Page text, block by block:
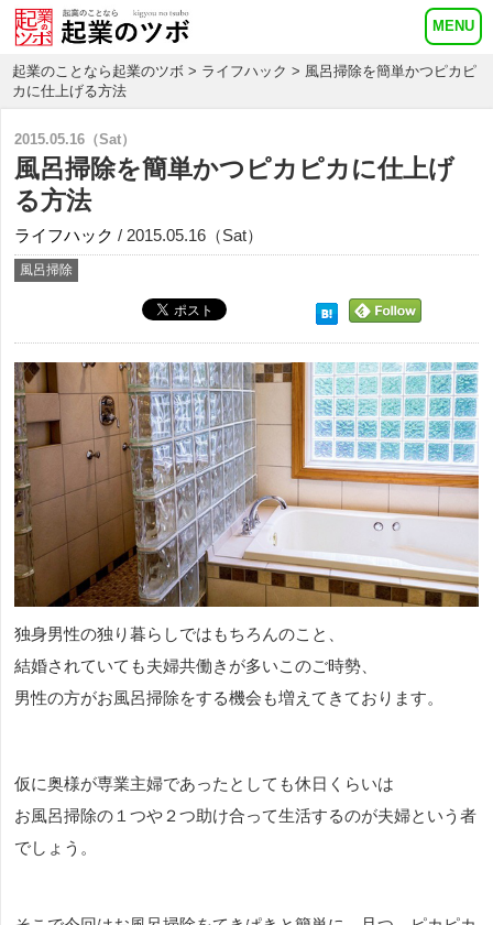
起業のことなら起業のツボ > ライフハック > 風呂掃除を簡単かつピカピ
カに仕上げる方法
2015.05.16（Sat）
風呂掃除を簡単かつピカピカに仕上げ
る方法
ライフハック / 2015.05.16（Sat）
風呂掃除
独身男性の独り暮らしではもちろんのこと、
結婚されていても夫婦共働きが多いこのご時勢、
男性の方がお風呂掃除をする機会も増えてきております。
仮に奥様が専業主婦であったとしても休日くらいは
お風呂掃除の１つや２つ助け合って生活するのが夫婦という者
でしょう。